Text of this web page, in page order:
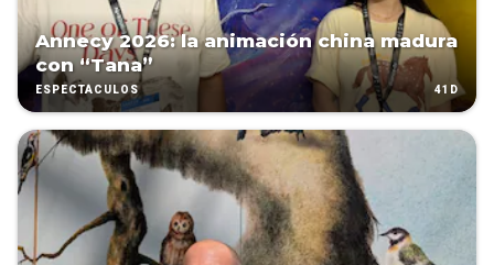
Annecy 2026: la animación china madura
con “Tana”
ESPECTÁCULOS 41D